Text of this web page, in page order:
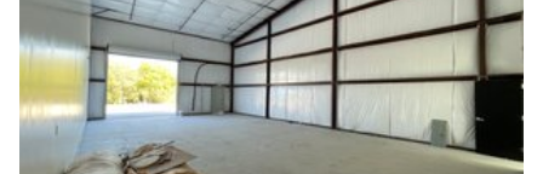
Animals Friendly
Bar
Bathroom
Car Display